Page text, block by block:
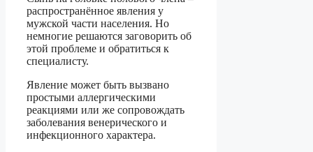
распространённое явления у
мужской части населения. Но
немногие решаются заговорить об
этой проблеме и обратиться к
специалисту.
Явление может быть вызвано
простыми аллергическими
реакциями или же сопровождать
заболевания венерического и
инфекционного характера.